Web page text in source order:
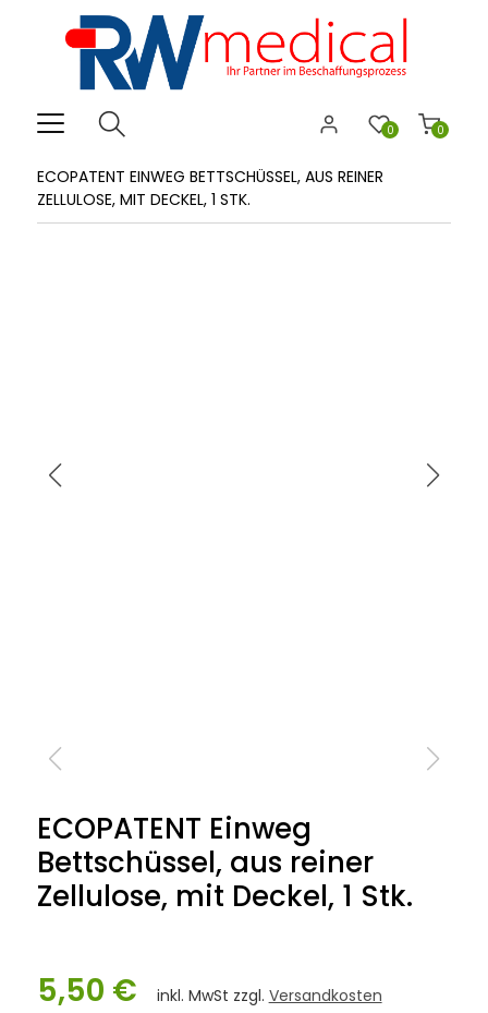
0
0
ECOPATENT EINWEG BETTSCHÜSSEL, AUS REINER
ZELLULOSE, MIT DECKEL, 1 STK.
ECOPATENT Einweg
Bettschüssel, aus reiner
Zellulose, mit Deckel, 1 Stk.
5,50 € inkl. MwSt zzgl. Versandkosten